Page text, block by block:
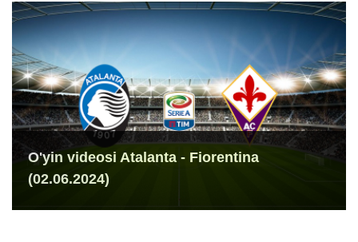
O'yin videosi Atalanta - Fiorentina
(02.06.2024)